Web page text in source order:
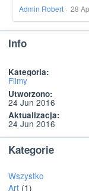
Admin Robert· 28
Info
Kategoria:
Filmy
Utworzono:
24 Jun 2016
Aktualizacja:
24 Jun 2016
Kategorie
Wszystko
Art(1)